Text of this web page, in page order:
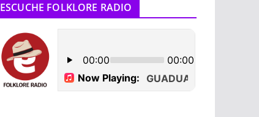
ESCUCHE FOLKLORE RADIO